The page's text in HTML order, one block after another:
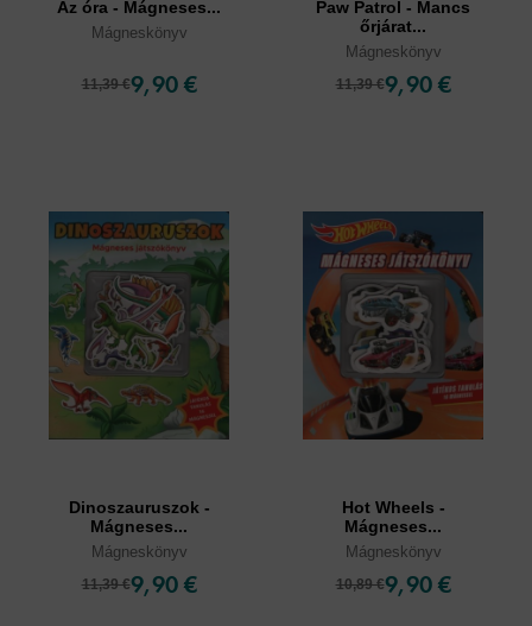
Az óra - Mágneses...
Mágneskönyv
11,39 €9,90 €
Paw Patrol - Mancs
őrjárat...
Mágneskönyv
11,39 €9,90 €
Dinoszauruszok -
Mágneses...
Mágneskönyv
11,39 €9,90 €
Hot Wheels -
Mágneses...
Mágneskönyv
10,89 €9,90 €